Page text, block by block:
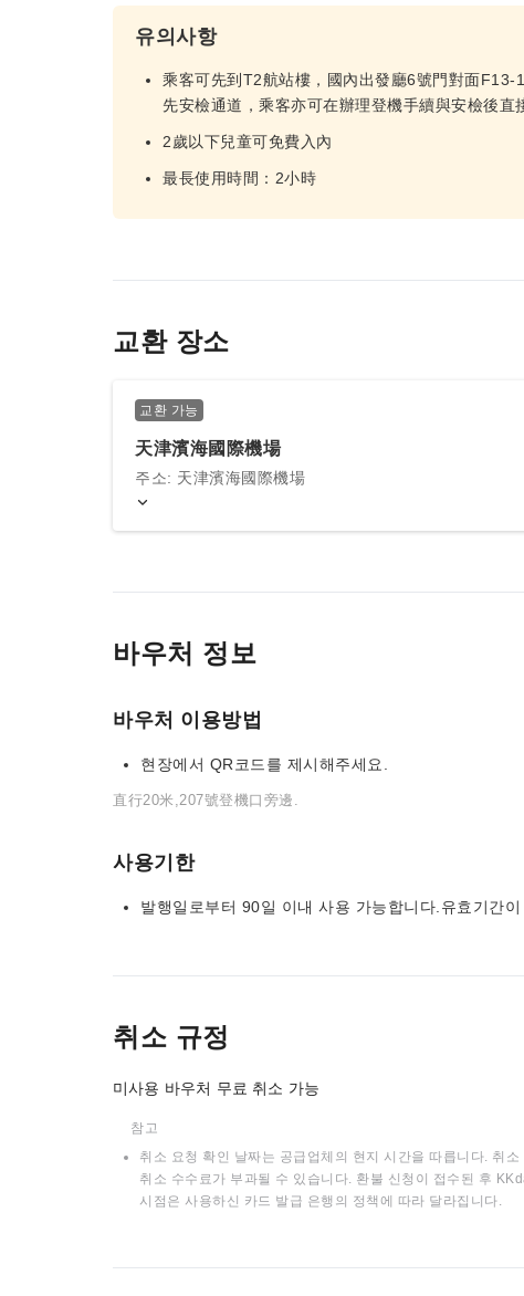
유의사항
乘客可先到T2航站樓，國內出發廳6號門對面
先安檢通道，乘客亦可在辦理登機手續與安檢後直
2歲以下兒童可免費入內
最長使用時間：2小時
교환 장소
교환 가능
天津濱海國際機場
주소: 天津濱海國際機場
바우처 정보
바우처 이용방법
현장에서 QR코드를 제시해주세요.
直行20米,207號登機口旁邊.
사용기한
발행일로부터 90일 이내 사용 가능합니다.유효기간
취소 규정
미사용 바우처 무료 취소 가능
참고
취소 요청 확인 날짜는 공급업체의 현지 시간을 따릅니다. 취
취소 수수료가 부과될 수 있습니다. 환불 신청이 접수된 후
시점은 사용하신 카드 발급 은행의 정책에 따라 달라집니다.